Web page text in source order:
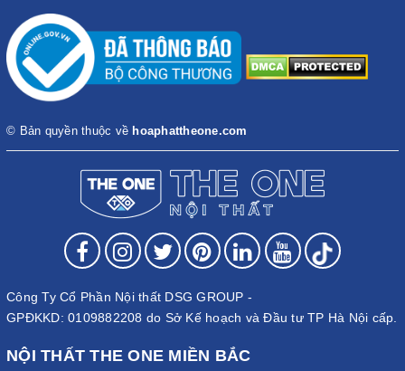
© Bản quyền thuộc về hoaphattheone.com
Công Ty Cổ Phần Nội thất DSG GROUP -
GPĐKKD: 0109882208 do Sở Kế hoạch và Đầu tư TP Hà Nội cấp.
NỘI THẤT THE ONE MIỀN BẮC